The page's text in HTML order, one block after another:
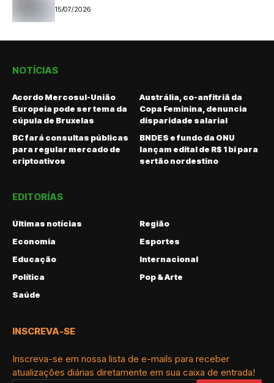
15/07/2026
NOTÍCIAS
Acordo Mercosul-União
Europeia pode ser tema da
cúpula de Bruxelas
Austrália, co-anfitriã da
Copa Feminina, denuncia
disparidade salarial
BC fará consultas públicas
para regular mercado de
criptoativos
BNDES e fundo da ONU
lançam edital de R$ 1 bi para
sertão nordestino
EDITORÍAS
Últimas notícias
Região
Economia
Esportes
Educação
Internacional
Política
Pop & Arte
Saúde
INSCREVA-SE
Inscreva-se em nossa lista de e-mails para receber
atualizações diárias diretamente em sua caixa de entrada!